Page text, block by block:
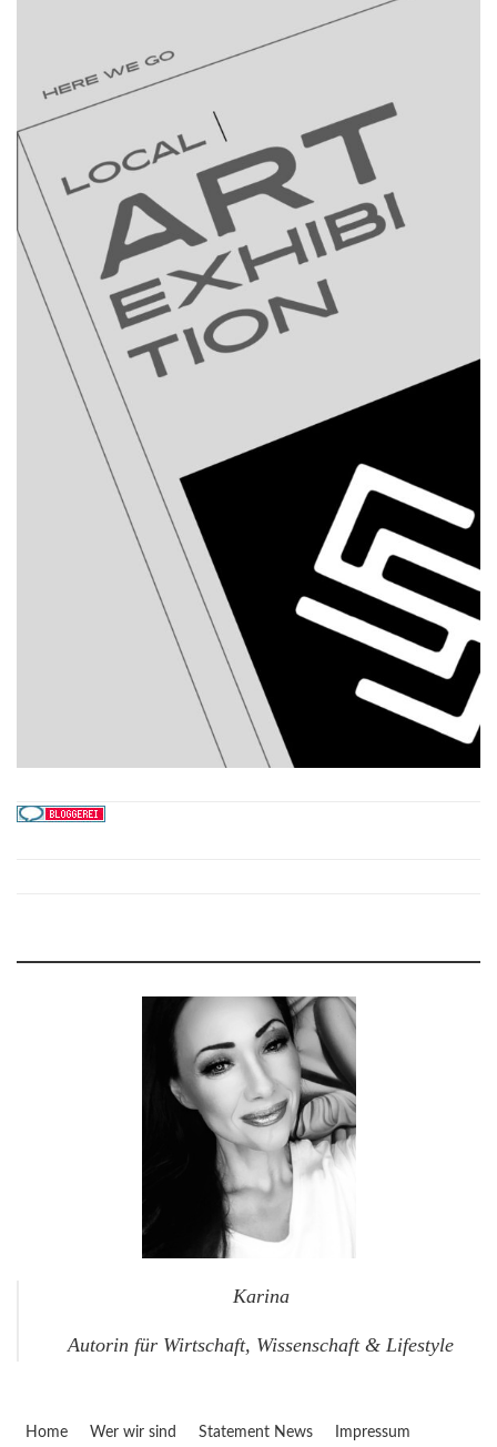
Karina
Autorin für Wirtschaft, Wissenschaft & Lifestyle
Home Wer wir sind Statement News Impressum